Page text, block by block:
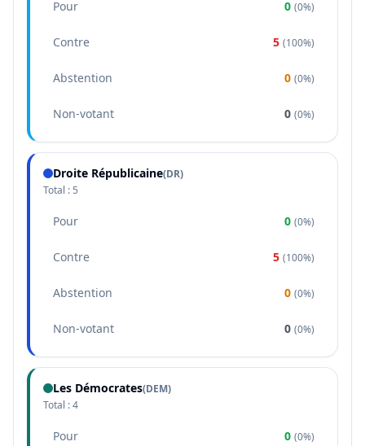
Pour 0 (0%)
Contre 5 (100%)
Abstention 0 (0%)
Non-votant 0 (0%)
Droite Républicaine(DR)
Total : 5
Pour 0 (0%)
Contre 5 (100%)
Abstention 0 (0%)
Non-votant 0 (0%)
Les Démocrates(DEM)
Total :4
Pour 0 (0%)